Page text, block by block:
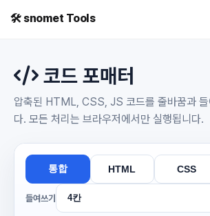
🛠️ snomet Tools
코드 포매터
압축된 HTML, CSS, JS 코드를 줄바꿈과 들
다. 모든 처리는 브라우저에서만 실행됩니다.
통합 HTML CSS
들여쓰기